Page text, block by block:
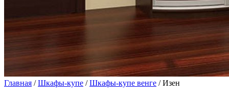
Главная /Шкафы-купе /Шкафы-купе венге / Изен